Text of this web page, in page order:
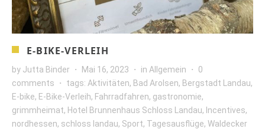
E-BIKE-VERLEIH
by Jutta Binder Mai 16, 2023 in Allgemein
0
comments
tags: Aktivitäten, Bad Arolsen, Bergstadt Landau,
E-bike, E-Bike-Verleih, Fahrradfahren, gastronomie,
grimmheimat, Hotel Brunnenhaus Schloss Landau, Incentives,
nordhessen, schloss landau, Sport, Tagesausflüge, Waldecker